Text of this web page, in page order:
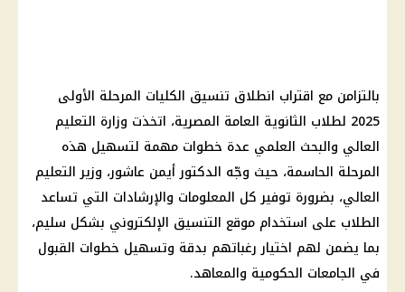
بالتزامن مع اقتراب انطلاق تنسيق الكليات المرحلة الأولى
2025 لطلاب الثانوية العامة المصرية، اتخذت وزارة التعليم
العالي والبحث العلمي عدة خطوات مهمة لتسهيل هذه
المرحلة الحاسمة، حيث وجّه الدكتور أيمن عاشور، وزير التعليم
العالي، بضرورة توفير كل المعلومات والإرشادات التي تساعد
الطلاب على استخدام موقع التنسيق الإلكتروني بشكل سليم،
بما يضمن لهم اختيار رغباتهم بدقة وتسهيل خطوات القبول
في الجامعات الحكومية والمعاهد.